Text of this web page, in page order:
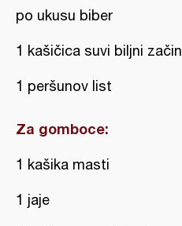
po ukusu biber
1 kašičica suvi biljni začin
1 peršunov list
Za gomboce:
1 kašika masti
1 jaje